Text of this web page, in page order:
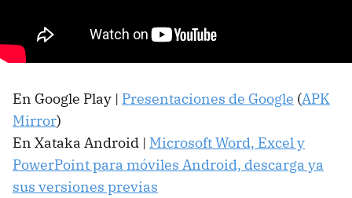
En Google Play | Presentaciones de Google (APK
Mirror)
En Xataka Android | Microsoft Word, Excel y
PowerPoint para móviles Android, descarga ya
sus versiones previas